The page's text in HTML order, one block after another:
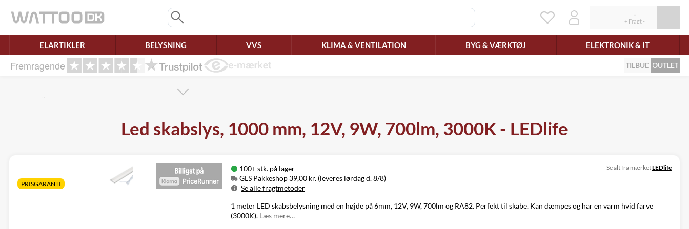
ELARTIKLER BELYSNING VVS KLIMA & VENTILATION BYG & VÆRKTØJ ELEKTRONIK & IT
Fremragende TILBUD OUTLET
…
Led skabslys, 1000 mm, 12V, 9W, 700lm, 3000K - LEDlife
PRISGARANTI
100+ stk. på lager
GLS Pakkeshop 39,00 kr. (leveres lørdag d. 8/8)
Se alle fragtmetoder
Metode
Pris
Leveres
GLS Pakkeshop
Se alt fra mærketLEDlife
1 meter LED skabsbelysning med en højde på 6mm, 12V, 9W, 700lm og RA82. Perfekt til skabe. Kan dæmpes og har en varm hvid farve
(3000K). Læs mere…
Ret samtykke!